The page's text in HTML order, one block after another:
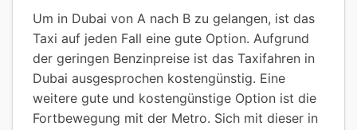
Um in Dubai von A nach B zu gelangen, ist das
Taxi auf jeden Fall eine gute Option. Aufgrund
der geringen Benzinpreise ist das Taxifahren in
Dubai ausgesprochen kostengünstig. Eine
weitere gute und kostengünstige Option ist die
Fortbewegung mit der Metro. Sich mit dieser in